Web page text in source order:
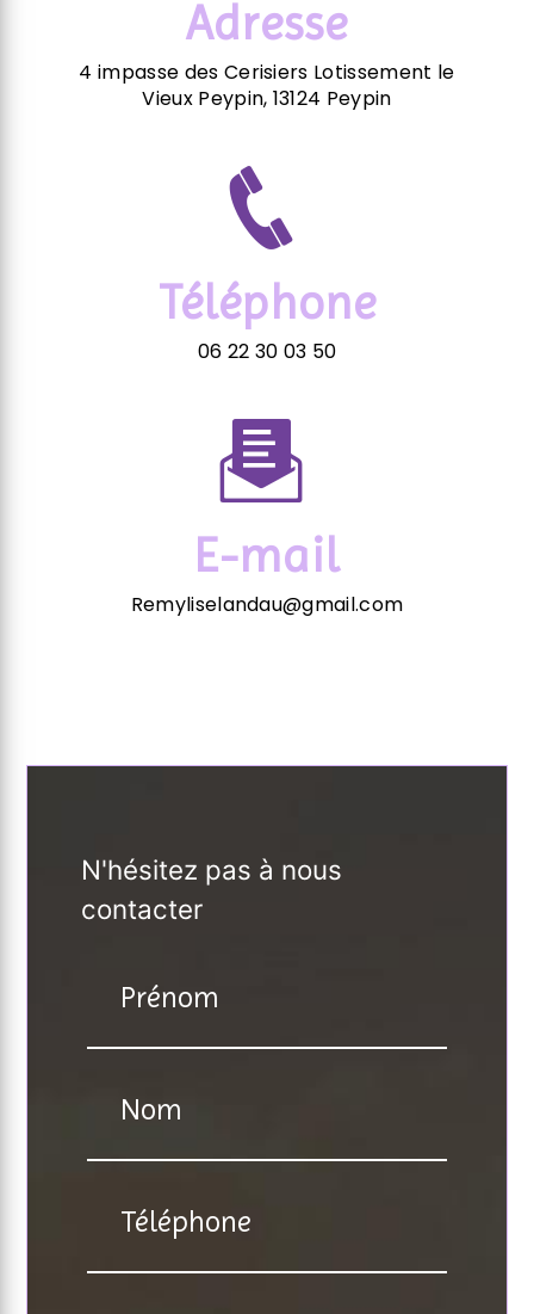
Adresse
4 impasse des Cerisiers Lotissement le
Vieux Peypin, 13124 Peypin
Téléphone
06 22 30 03 50
E-mail
Remyliselandau@gmail.com
N'hésitez pas à nous
contacter